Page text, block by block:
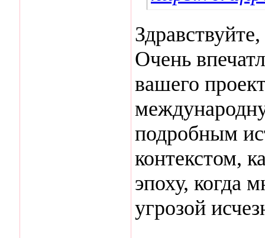
Очень
вашего
подробным
контекстом,
эпоху, когда
угрозой